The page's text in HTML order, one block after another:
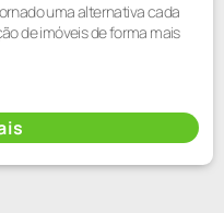
uma alternativa cada
de imóveis de forma mais